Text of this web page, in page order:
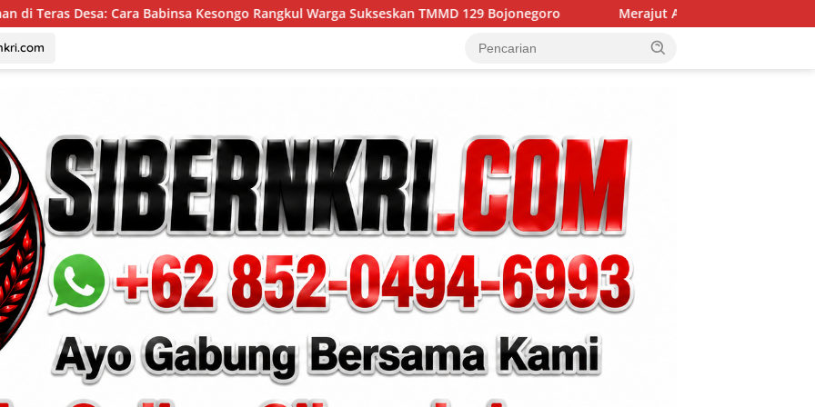
Kesongo Rangkul Warga Sukseskan TMMD 129 Bojonegoro Merajut Asa di Dusun Krebet: Satgas TMMD 129